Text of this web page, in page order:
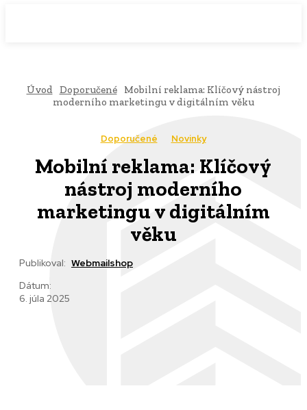
Úvod Doporučené
Mobilní reklama: Klíčový nástroj
moderního marketingu v digitálním věku
Doporučené Novinky
Mobilní reklama: Klíčový
nástroj moderního
marketingu v digitálním
věku
Publikoval: Webmailshop
Dátum:
6. júla 2025